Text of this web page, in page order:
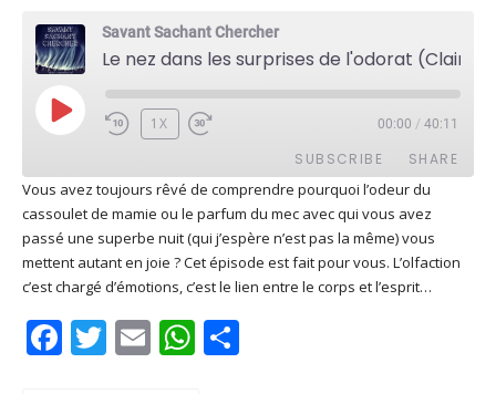
Savant Sachant Chercher
PLAY
EPISODE
1X 00:00 / 40:11
SUBSCRIBE SHARE
Apple Podcasts Deezer
Google Play PocketCasts
Podcast Addict RSS
Spotify
RSS FEED
SHARE
LINK
Vous avez toujours rêvé de comprendre pourquoi l’odeur du
cassoulet de mamie ou le parfum du mec avec qui vous avez
passé une superbe nuit (qui j’espère n’est pas la même) vous
mettent autant en joie ? Cet épisode est fait pour vous. L’olfaction
c’est chargé d’émotions, c’est le lien entre le corps et l’esprit…
Facebook
Twitter
EmailWhatsApp